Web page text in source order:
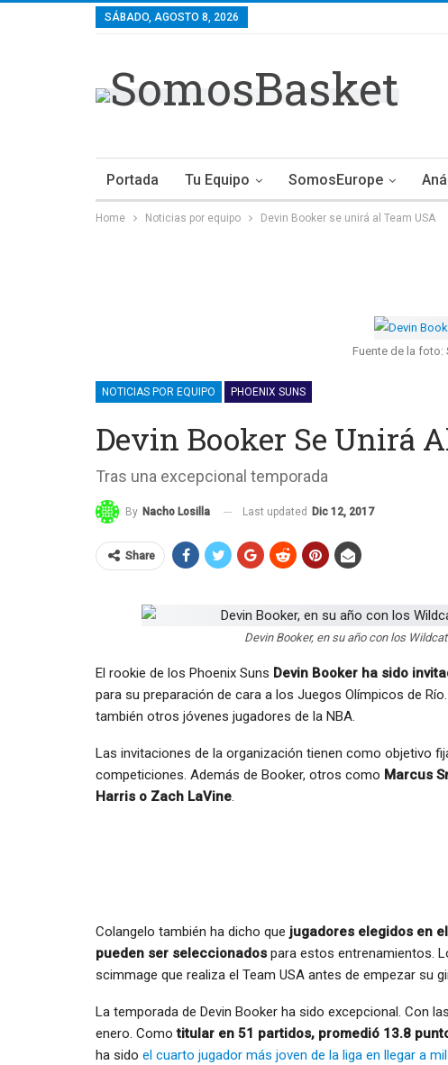
SÁBADO, AGOSTO 8, 2026
Portada Tu Equipo SomosEurope
Home Noticias por equipo Devin Booker se unirá al Team USA
Fuente de la foto:
NOTICIAS POR EQUIPO PHOENIX SUNS
Devin Booker Se Unirá
Tras una excepcional temporada
By Nacho Losilla Last updated Dic 12, 2017
Share
Devin Booker, en su año con los
El rookie de los Phoenix Suns Devin Booker ha sido
para su preparación de cara a los Juegos Olímpicos de
también otros jóvenes jugadores de la NBA.
Las invitaciones de la organización tienen como objetivo
competiciones. Además de Booker, otros como Marcus
Harris o Zach LaVine.
Colangelo también ha dicho que jugadores elegidos en
pueden ser seleccionados para estos entrenamientos.
scimmage que realiza el Team USA antes de empezar su
La temporada de Devin Booker ha sido excepcional. Con
enero. Comotitular en 51 partidos, promedió 13.8
ha sido el cuarto jugador más joven de la liga en llegar a